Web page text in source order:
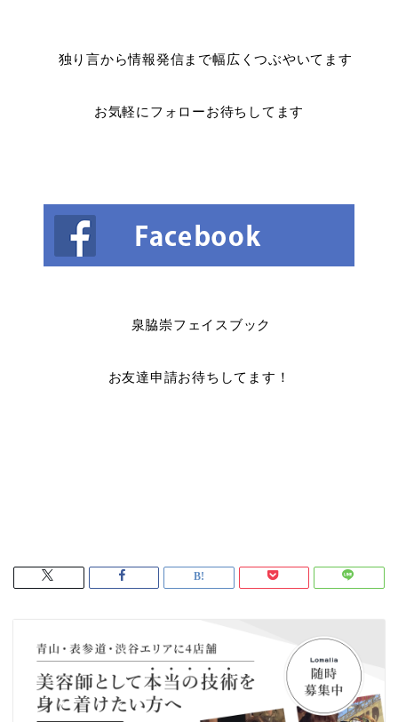
独り言から情報発信まで幅広くつぶやいてます
お気軽にフォローお待ちしてます
泉脇崇フェイスブック
お友達申請お待ちしてます！